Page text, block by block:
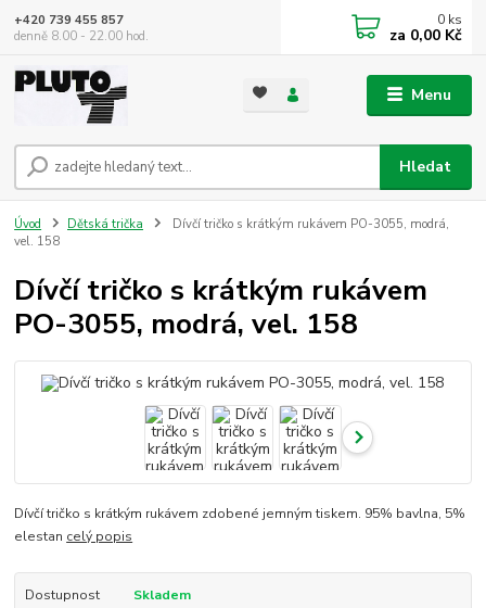
Menu
Hledat
+420 739 455 857
denně 8.00 - 22.00 hod.
0 ks
za 0,00 Kč
Úvod Dětská trička
Dívčí tričko s krátkým rukávem PO-3055, modrá,
vel. 158
Dívčí tričko s krátkým rukávem
PO-3055, modrá, vel. 158
Dívčí tričko s krátkým rukávem zdobené jemným tiskem. 95% bavlna, 5%
elestan celý popis
Dostupnost
Skladem